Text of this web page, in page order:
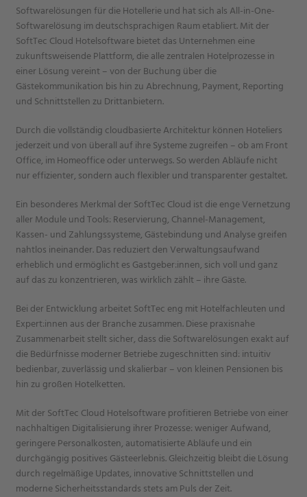
Softwarelösungen für die Hotellerie und hat sich als All-in-One-
Softwarelösung im deutschsprachigen Raum etabliert. Mit der
SoftTec Cloud Hotelsoftware bietet das Unternehmen eine
zukunftsweisende Plattform, die alle zentralen Hotelprozesse in
einer Lösung vereint – von der Buchung über die
Gästekommunikation bis hin zu Abrechnung, Payment, Reporting
und Schnittstellen zu Drittanbietern.
Durch die vollständig cloudbasierte Architektur können Hoteliers
jederzeit und von überall auf ihre Systeme zugreifen – ob am Front
Office, im Homeoffice oder unterwegs. So werden Abläufe nicht
nur effizienter, sondern auch flexibler und transparenter gestaltet.
Ein besonderes Merkmal der SoftTec Cloud ist die enge Vernetzung
aller Module und Tools: Reservierung, Channel-Management,
Kassen- und Zahlungssysteme, Gästebindung und Analyse greifen
nahtlos ineinander. Das reduziert den Verwaltungsaufwand
erheblich und ermöglicht es Gastgeber:innen, sich voll und ganz
auf das zu konzentrieren, was wirklich zählt – ihre Gäste.
Bei der Entwicklung arbeitet SoftTec eng mit Hotelfachleuten und
Expert:innen aus der Branche zusammen. Diese praxisnahe
Zusammenarbeit stellt sicher, dass die Softwarelösungen exakt auf
die Bedürfnisse moderner Betriebe zugeschnitten sind: intuitiv
bedienbar, zuverlässig und skalierbar – von kleinen Pensionen bis
hin zu großen Hotelketten.
Mit der SoftTec Cloud Hotelsoftware profitieren Betriebe von einer
nachhaltigen Digitalisierung ihrer Prozesse: weniger Aufwand,
geringere Personalkosten, automatisierte Abläufe und ein
durchgängig positives Gästeerlebnis. Gleichzeitig bleibt die Lösung
durch regelmäßige Updates, innovative Schnittstellen und
moderne Sicherheitsstandards stets am Puls der Zeit.